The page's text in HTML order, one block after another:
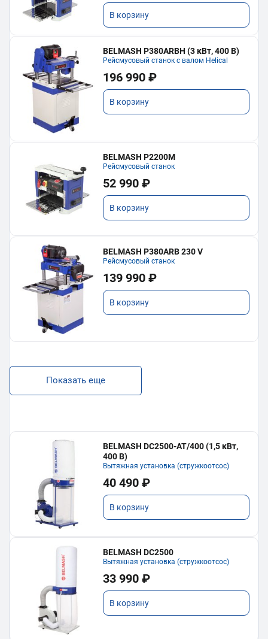
В корзину
BELMASH P380ARBH (3 кВт, 400 В)
Рейсмусовый станок с валом Helical
196 990 ₽
В корзину
BELMASH P2200M
Рейсмусовый станок
52 990 ₽
В корзину
BELMASH P380ARB 230 V
Рейсмусовый станок
139 990 ₽
В корзину
Показать еще
BELMASH DC2500-AT/400 (1,5 кВт,
400 В)
Вытяжная установка (стружкоотсос)
40 490 ₽
В корзину
BELMASH DC2500
Вытяжная установка (стружкоотсос)
33 990 ₽
В корзину